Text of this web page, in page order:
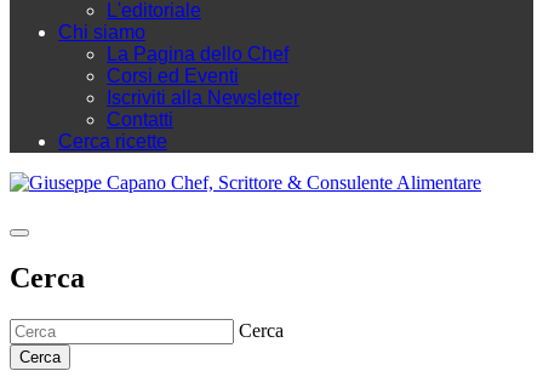
L'editoriale
Chi siamo
La Pagina dello Chef
Corsi ed Eventi
Iscriviti alla Newsletter
Contatti
Cerca ricette
Cerca
Cerca
Cerca